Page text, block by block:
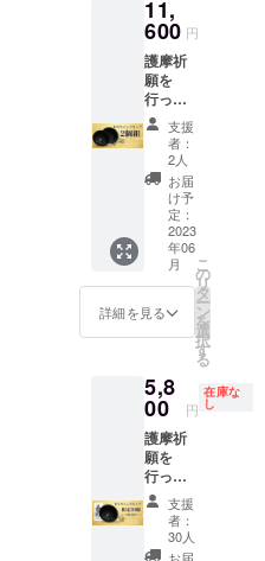
税込・
送料無
料
11,
600 円
護摩祈
願を
行っ
た、善
光寺ロ
ゴ入り
シェラ
カッ
プ 1個
※限定品
につ
き、一
般販売
の予定
はあり
税込・
送料無
料
支援
者：
2人
お届
け予
定：
2023
年06
月
詳細を見る
こ
の
リ
タ
ー
ン
を
選
択
す
る
5,8
00 円
在庫な
し
護摩祈
願を
行っ
た、善
光寺ロ
ゴ入り
シェラ
支援
者：
30人